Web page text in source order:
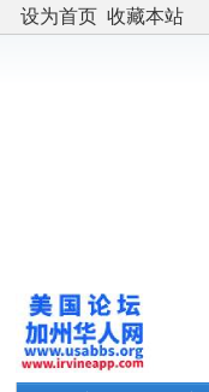
设为首页 收藏本站